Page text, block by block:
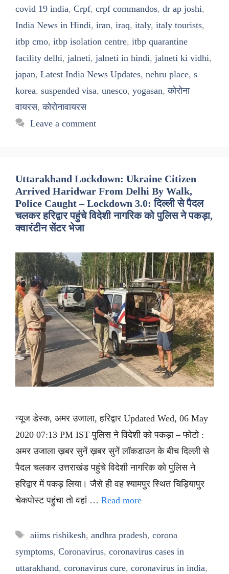
covid 19 india, Crpf, crpf commandos, dr ap joshi,
India News in Hindi, iran, iraq, italy, italy tourists,
itbp cmo, itbp isolation centre, itbp quarantine
facility delhi, jalneti, jalneti in hindi, jalneti ki vidhi,
japan, Latest India News Updates, nehru place, s
korea, suspended visa, unesco, yogasan,कोरोना
वायरस,कोरोनावायरस
Leave a comment
Uttarakhand Lockdown: Ukraine Citizen
Arrived Haridwar From Delhi By Walk,
Police Caught – Lockdown 3.0: दिल्ली से पैदल
चलकर हरिद्वार पहुंचे विदेशी नागरिक को पुलिस ने पकड़ा,
क्वारंटीन सेंटर भेजा
न्यूज डेस्क, अमर उजाला, हरिद्वार Updated Wed, 06 May
2020 07:13 PM IST पुलिस ने विदेशी को पकड़ा – फोटो :
अमर उजाला ख़बर सुनें ख़बर सुनें लॉकडाउन के बीच दिल्ली से
पैदल चलकर उत्तराखंड पहुंचे विदेशी नागरिक को पुलिस ने
हरिद्वार में पकड़ लिया। जैसे ही वह श्यामपुर स्थित चिड़ियापुर
चेकपोस्ट पहुंचा तो वहां … Read more
Tags
aiims rishikesh, andhra pradesh, corona
symptoms, Coronavirus, coronavirus cases in
uttarakhand, coronavirus cure, coronavirus in india,